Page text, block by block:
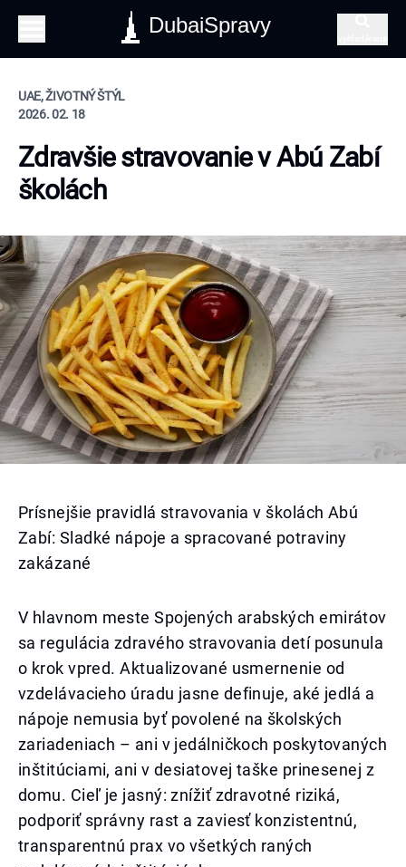
DubaiSpravy
UAE, ŽIVOTNÝ ŠTÝL
2026. 02. 18
Zdravšie stravovanie v Abú Zabí
školách
Prísnejšie pravidlá stravovania v školách Abú
Zabí: Sladké nápoje a spracované potraviny
zakázané
V hlavnom meste Spojených arabských emirátov
sa regulácia zdravého stravovania detí posunula
o krok vpred. Aktualizované usmernenie od
vzdelávacieho úradu jasne definuje, aké jedlá a
nápoje nemusia byť povolené na školských
zariadeniach – ani v jedálničkoch poskytovaných
inštitúciami, ani v desiatovej taške prinesenej z
domu. Cieľ je jasný: znížiť zdravotné riziká,
podporiť správny rast a zaviesť konzistentnú,
transparentnú prax vo všetkých raných